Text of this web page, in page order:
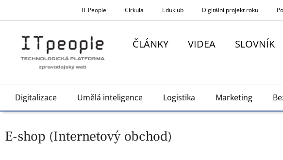
na
IT People Cirkula Eduklub Digitální projekt roku
ČLÁNKY VIDEA SLOVNÍK
Digitalizace Umělá inteligence Logistika Marketing
E-shop (Internetový obchod)